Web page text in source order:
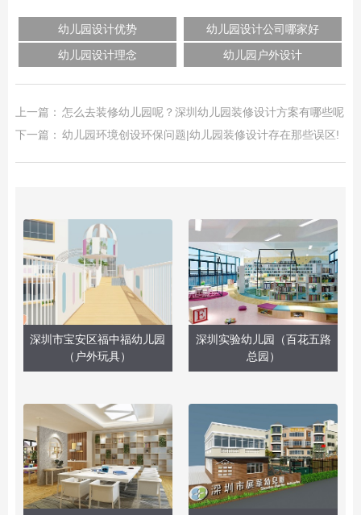
幼儿园设计优势
幼儿园设计公司哪家好
幼儿园设计理念
幼儿园户外设计
上一篇： 怎么去装修幼儿园呢？深圳幼儿园装修设计方案有哪些呢？
下一篇： 幼儿园环境创设环保问题|幼儿园装修设计存在那些误区!
深圳市宝安区福中福幼儿园
（户外玩具）
深圳实验幼儿园（百花五路
总园）